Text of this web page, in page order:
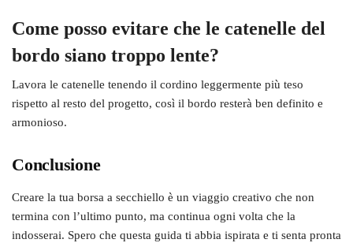
Come posso evitare che le catenelle del
bordo siano troppo lente?
Lavora le catenelle tenendo il cordino leggermente più teso
rispetto al resto del progetto, così il bordo resterà ben definito e
armonioso.
Conclusione
Creare la tua borsa a secchiello è un viaggio creativo che non
termina con l’ultimo punto, ma continua ogni volta che la
indosserai. Spero che questa guida ti abbia ispirata e ti senta pronta